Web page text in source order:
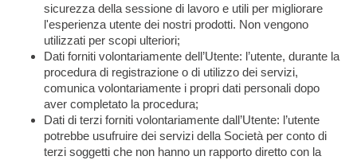
sicurezza della sessione di lavoro e utili per migliorare
l'esperienza utente dei nostri prodotti. Non vengono
utilizzati per scopi ulteriori;
Dati forniti volontariamente dell’Utente: l’utente, durante la
procedura di registrazione o di utilizzo dei servizi,
comunica volontariamente i propri dati personali dopo
aver completato la procedura;
Dati di terzi forniti volontariamente dall’Utente: l’utente
potrebbe usufruire dei servizi della Società per conto di
terzi soggetti che non hanno un rapporto diretto con la